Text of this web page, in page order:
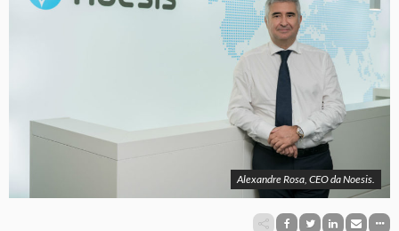
Alexandre Rosa, CEO da Noesis.